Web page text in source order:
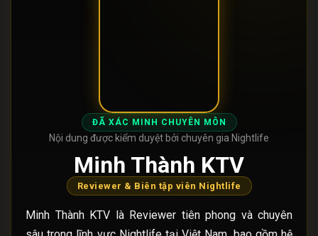
ĐÃ XÁC MINH CHUYÊN MÔN
Nội dung được kiểm duyệt bởi chuyên gia Nightlife
Minh Thành KTV
Reviewer & Biên tập viên Nightlife
Minh Thành KTV là Reviewer tiên phong và chuyên